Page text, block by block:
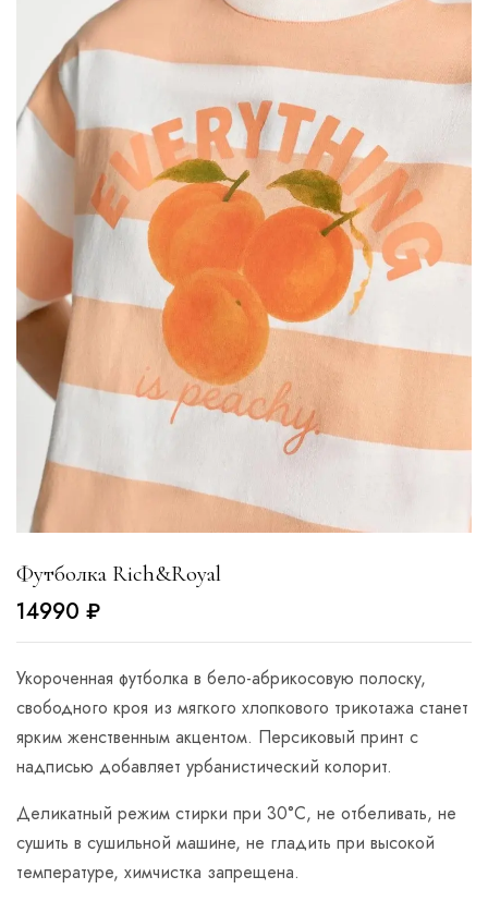
Футболка Rich&Royal
14990 ₽
Укороченная футболка в бело-абрикосовую полоску,
свободного кроя из мягкого хлопкового трикотажа станет
ярким женственным акцентом. Персиковый принт с
надписью добавляет урбанистический колорит.
Деликатный режим стирки при 30°C, не отбеливать, не
сушить в сушильной машине, не гладить при высокой
температуре, химчистка запрещена.